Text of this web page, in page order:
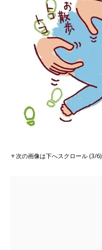
▼次の画像は下へスクロール (3/6)